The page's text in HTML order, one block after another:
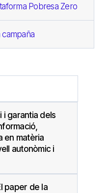
Pobresa Zero
campaña
i garantia dels
en matèria
autonòmic i
paper de la